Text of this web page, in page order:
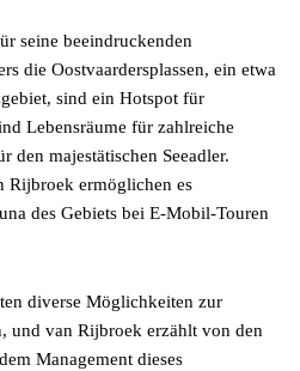
seine beeindruckenden
die Oostvaardersplassen, ein etwa
sind ein Hotspot für
Lebensräume für zahlreiche
den majestätischen Seeadler.
Rijbroek ermöglichen es
des Gebiets bei E-Mobil-Touren
diverse Möglichkeiten zur
und van Rijbroek erzählt von den
Management dieses